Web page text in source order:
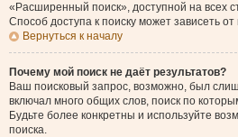
«Расширенный поиск», доступной на всех
Способ доступа к поиску может зависеть
Вернуться к началу
Почему мой поиск не даёт результатов?
Ваш поисковый запрос, возможно, был
включал много общих слов, поиск по
Будьте более конкретны и используйте
поиска.